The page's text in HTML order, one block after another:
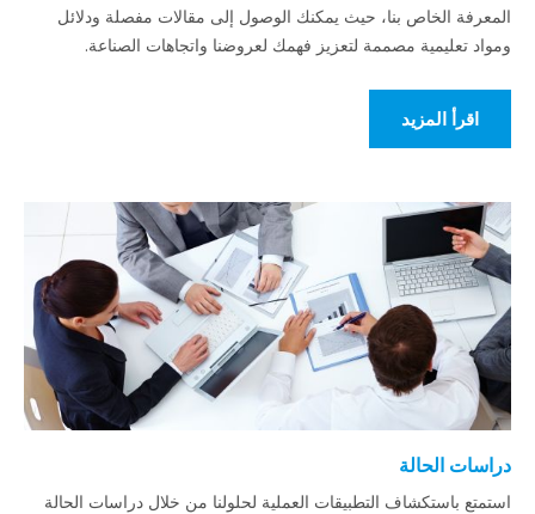
المعرفة الخاص بنا، حيث يمكنك الوصول إلى مقالات مفصلة ودلائل
ومواد تعليمية مصممة لتعزيز فهمك لعروضنا واتجاهات الصناعة.
اقرأ المزيد
دراسات الحالة
استمتع باستكشاف التطبيقات العملية لحلولنا من خلال دراسات الحالة